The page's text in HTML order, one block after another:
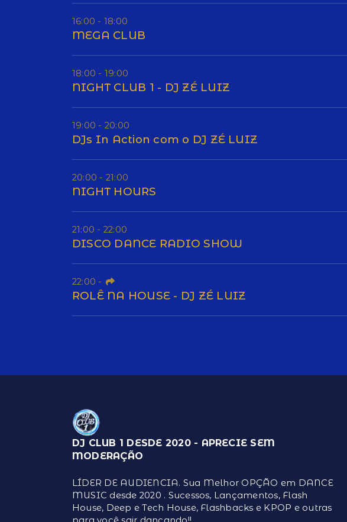
16:00 - 18:00
MEGA CLUB
18:00 - 19:00
NIGHT CLUB 1 - DJ ZÉ LUIZ
19:00 - 20:00
DJs In Action com o DJ ZÉ LUIZ
20:00 - 21:00
NIGHT HOURS
21:00 - 22:00
DISCO DANCE RADIO SHOW
22:00 -
ROLÊ NA HOUSE - DJ ZÉ LUIZ
DJ CLUB 1 DESDE 2020 - APRECIE SEM
MODERAÇÃO
LÍDER DE AUDIENCIA. Sua Melhor OPÇÃO em DANCE
MUSIC desde 2020 . Sucessos, Lançamentos, Flash
House, Deep e Tech House, Flashbacks e KPOP e outras